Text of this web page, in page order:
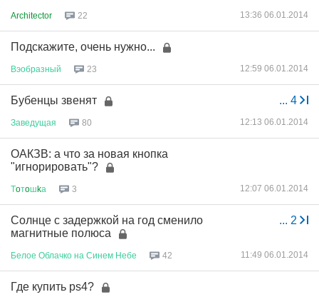
Architector 22 13:36 06.01.2014
Подскажите, очень нужно...
Вэобразный 23 12:59 06.01.2014
... 4
Бубенцы звенят
Заведущая 80 12:13 06.01.2014
ОАКЗВ: а что за новая кнопка
"игнорировать"?
Тoтoшkа 3 12:07 06.01.2014
... 2
Солнце с задержкой на год сменило
магнитные полюса
Белое Облачко на Синем Небе 42 11:49 06.01.2014
Где купить ps4?